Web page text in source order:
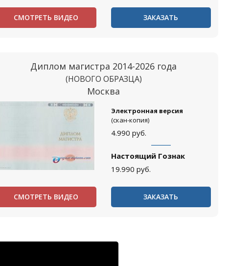
СМОТРЕТЬ ВИДЕО ЗАКАЗАТЬ
Диплом магистра 2014-2026 года
(НОВОГО ОБРАЗЦА)
Москва
Электронная версия
(скан-копия)
4.990 руб.
Настоящий Гознак
19.990 руб.
СМОТРЕТЬ ВИДЕО ЗАКАЗАТЬ